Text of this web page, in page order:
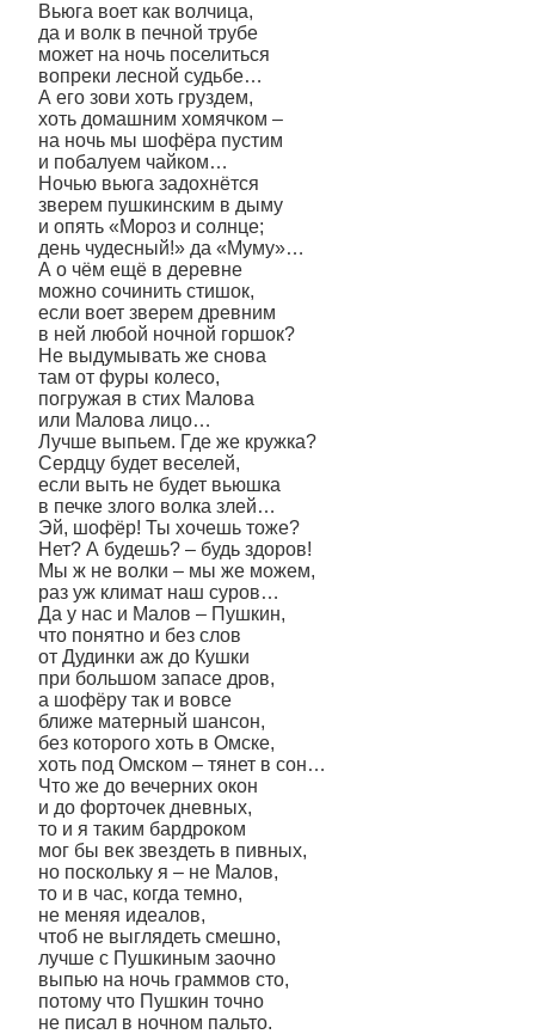
Вьюга воет как волчица,
да и волк в печной трубе
может на ночь поселиться
вопреки лесной судьбе…
А его зови хоть груздем,
хоть домашним хомячком –
на ночь мы шофёра пустим
и побалуем чайком…
Ночью вьюга задохнётся
зверем пушкинским в дыму
и опять «Мороз и солнце;
день чудесный!» да «Муму»…
А о чём ещё в деревне
можно сочинить стишок,
если воет зверем древним
в ней любой ночной горшок?
Не выдумывать же снова
там от фуры колесо,
погружая в стих Малова
или Малова лицо…
Лучше выпьем. Где же кружка?
Сердцу будет веселей,
если выть не будет вьюшка
в печке злого волка злей…
Эй, шофёр! Ты хочешь тоже?
Нет? А будешь? – будь здоров!
Мы ж не волки – мы же можем,
раз уж климат наш суров…
Да у нас и Малов – Пушкин,
что понятно и без слов
от Дудинки аж до Кушки
при большом запасе дров,
а шофёру так и вовсе
ближе матерный шансон,
без которого хоть в Омске,
хоть под Омском – тянет в сон…
Что же до вечерних окон
и до форточек дневных,
то и я таким бардроком
мог бы век звездеть в пивных,
но поскольку я – не Малов,
то и в час, когда темно,
не меняя идеалов,
чтоб не выглядеть смешно,
лучше с Пушкиным заочно
выпью на ночь граммов сто,
потому что Пушкин точно
не писал в ночном пальто.